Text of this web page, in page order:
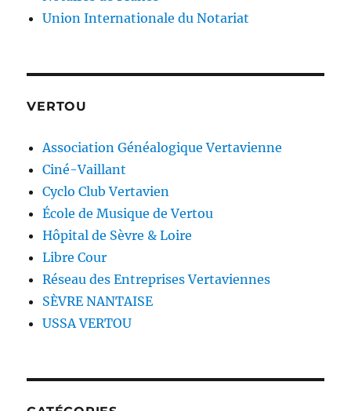
Union Internationale du Notariat
VERTOU
Association Généalogique Vertavienne
Ciné-Vaillant
Cyclo Club Vertavien
École de Musique de Vertou
Hôpital de Sèvre & Loire
Libre Cour
Réseau des Entreprises Vertaviennes
SÈVRE NANTAISE
USSA VERTOU